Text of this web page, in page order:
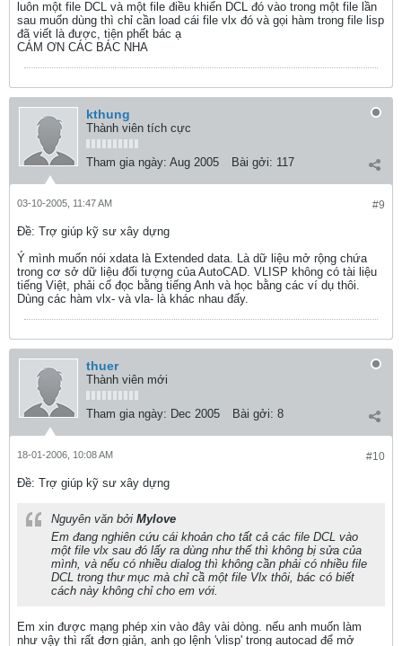
luôn một file DCL và một file điều khiển DCL đó vào trong một file lần
sau muốn dùng thì chỉ cần load cái file vlx đó và gọi hàm trong file lisp
đã viết là được, tiện phết bác ạ
CÁM ƠN CÁC BÁC NHA
kthung
Thành viên tích cực
Tham gia ngày: Aug 2005 Bài gởi: 117
#9
03-10-2005, 11:47 AM
Ðề: Trợ giúp kỹ sư xây dựng
Ý mình muốn nói xdata là Extended data. Là dữ liệu mở rộng chứa
trong cơ sở dữ liệu đối tượng của AutoCAD. VLISP không có tài liệu
tiếng Việt, phải cố đọc bằng tiếng Anh và học bằng các ví dụ thôi.
Dùng các hàm vlx- và vla- là khác nhau đấy.
thuer
Thành viên mới
Tham gia ngày: Dec 2005 Bài gởi: 8
#10
18-01-2006, 10:08 AM
Ðề: Trợ giúp kỹ sư xây dựng
Nguyên văn bởi Mylove
Em đang nghiên cứu cái khoản cho tất cả các file DCL vào
một file vlx sau đó lấy ra dùng như thế thì không bị sửa của
mình, và nếu có nhiều dialog thì không cần phải có nhiều file
DCL trong thư mục mà chỉ cầ một file Vlx thôi, bác có biết
cách này không chỉ cho em với.
Em xin được mạng phép xin vào đây vài dòng. nếu anh muốn làm
như vậy thì rất đơn giản, anh go lệnh 'vlisp' trong autocad để mở